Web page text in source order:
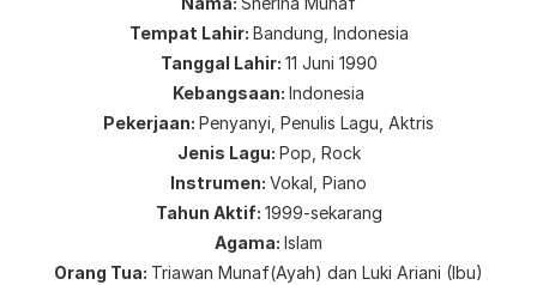
Tempat Lahir Bandung, Indonesia
Tanggal Lahir 11 Juni 1990
Kebangsaan Indonesia
Pekerjaan Penyanyi, Penulis Lagu, Aktris
Jenis Lagu Pop, Rock
Instrumen Vokal, Piano
Tahun Aktif 1999-sekarang
Agama Islam
Orang Tua Triawan Munaf(Ayah) dan Luki Ariani (Ibu)